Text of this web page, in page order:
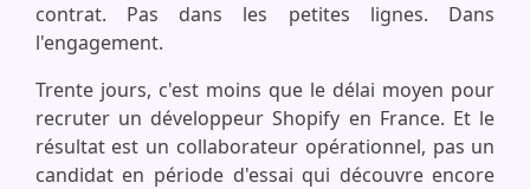
contrat. Pas dans les petites lignes. Dans
l'engagement.
Trente jours, c'est moins que le délai moyen pour
recruter un développeur Shopify en France. Et le
résultat est un collaborateur opérationnel, pas un
candidat en période d'essai qui découvre encore